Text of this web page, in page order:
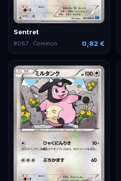
Sentret
#067 · Common 0,82 €